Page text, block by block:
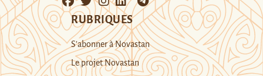
RUBRIQUES
S’abonner à Novastan
Le projet Novastan